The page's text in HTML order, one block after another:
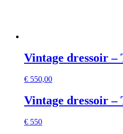
Vintage dressoir –
€ 550,00
Vintage dressoir –
€ 550